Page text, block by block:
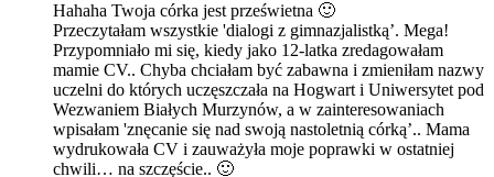
Hahaha Twoja córka jest prześwietna 🙂
Przeczytałam wszystkie 'dialogi z gimnazjalistką’. Mega!
Przypomniało mi się, kiedy jako 12-latka zredagowałam
mamie CV.. Chyba chciałam być zabawna i zmieniłam nazwy
uczelni do których uczęszczała na Hogwart i Uniwersytet pod
Wezwaniem Białych Murzynów, a w zainteresowaniach
wpisałam 'znęcanie się nad swoją nastoletnią córką’.. Mama
wydrukowała CV i zauważyła moje poprawki w ostatniej
chwili… na szczęście.. 🙂